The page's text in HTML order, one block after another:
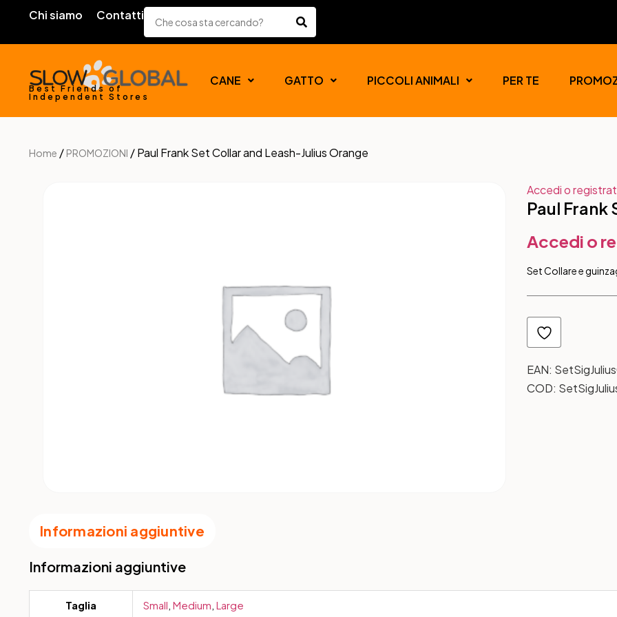
Chi siamo Contatti
Best Friends of
Independent Stores
CANE GATTO PICCOLI ANIMALI PER TE
Home / PROMOZIONI / Paul Frank Set Collar and Leash-Julius Orange
Accedi o
Paul Frank
Accedi o
Set Collare e
EAN:
COD:
Informazioni aggiuntive
Informazioni aggiuntive
Taglia Small, Medium, Large